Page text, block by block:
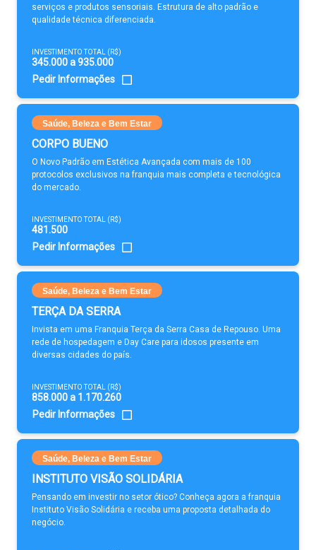
serviços e produtos sensoriais. Estrutura de alto padrão e
qualidade técnica diferenciada.
INVESTIMENTO TOTAL (R$)
345.000 a 935.000
Pedir Informações
Saúde, Beleza e Bem Estar
CORPO BUENO
O Novo Padrão em Estética Avançada com mais de 100
protocolos exclusivos na franquia mais completa e tecnológica
do mercado.
INVESTIMENTO TOTAL (R$)
481.500
Pedir Informações
Saúde, Beleza e Bem Estar
TERÇA DA SERRA
Invista em uma Franquia Terça da Serra Casa de Repouso. Uma
rede de hospedagem e Day Care para idosos presente em
diversas cidades do país.
INVESTIMENTO TOTAL (R$)
858.000 a 1.170.260
Pedir Informações
Saúde, Beleza e Bem Estar
INSTITUTO VISÃO SOLIDÁRIA
Pensando em investir no setor ótico? Conheça agora a franquia
Instituto Visão Solidária e receba uma proposta detalhada do
negócio.